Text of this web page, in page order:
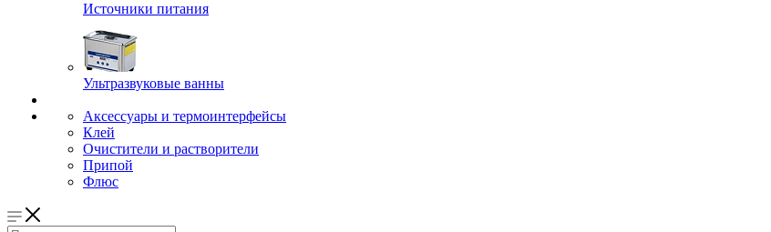
Источники питания
Ультразвуковые ванны
Аксессуары и термоинтерфейсы
Клей
Очистители и растворители
Припой
Флюс